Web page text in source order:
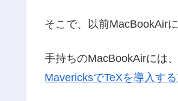
そこで、以前MacBookAir
手持ちのMacBookAirには
MavericksでTeXを導入す